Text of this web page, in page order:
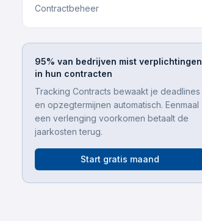
Contractbeheer
95% van bedrijven mist verplichtingen
in hun contracten
Tracking Contracts bewaakt je deadlines
en opzegtermijnen automatisch. Eenmaal
een verlenging voorkomen betaalt de
jaarkosten terug.
Start gratis maand